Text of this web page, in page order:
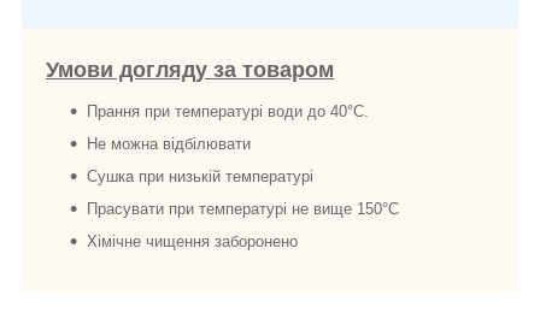
Умови догляду за товаром
Прання при температурі води до 40°C.
Не можна відбілювати
Сушка при низькій температурі
Прасувати при температурі не вище 150°C
Хімічне чищення заборонено